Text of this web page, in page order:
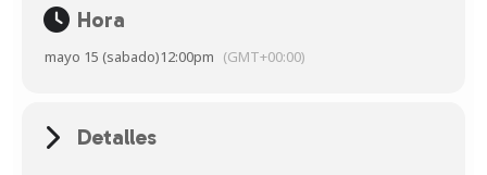
Hora
mayo 15 (sabado)12:00pm (GMT+00:00)
Detalles